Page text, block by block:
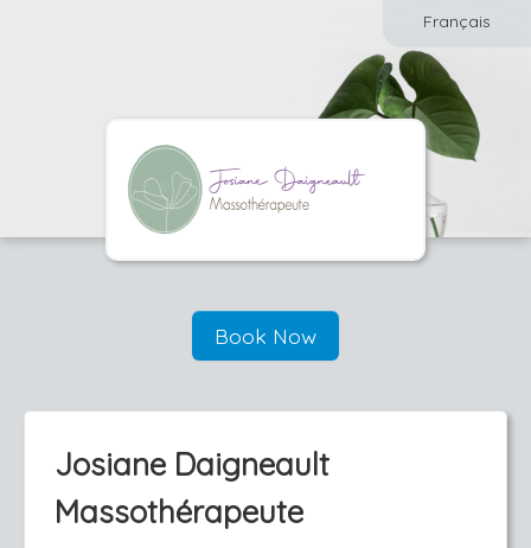
Français
Book Now
Josiane Daigneault
Massothérapeute